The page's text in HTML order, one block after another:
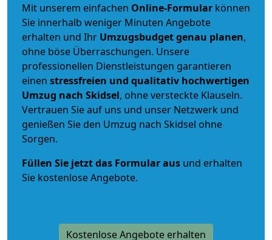
Mit unserem einfachen Online-Formular können
Sie innerhalb weniger Minuten Angebote
erhalten und Ihr Umzugsbudgetgenau planen,
ohne böse Überraschungen. Unsere
professionellen Dienstleistungen garantieren
einen stressfreien und qualitativ hochwertigen
Umzug nach Skidsel, ohne versteckte Klauseln.
Vertrauen Sie auf uns und unser Netzwerk und
genießen Sie den Umzug nach Skidsel ohne
Sorgen.
Füllen Sie jetzt das Formular aus und erhalten
Sie kostenlose Angebote.
Kostenlose Angebote erhalten